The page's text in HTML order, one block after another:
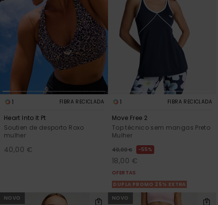
1 FIBRA RECICLADA
Heart Into It Pt
Soutien de desporto Roxo
mulher
40,00 €
1 FIBRA RECICLADA
Move Free 2
Top técnico sem mangas Preto
Mulher
40,00 € 55%
18,00 €
OFERTAS
DUPLA PROMO 25% EXTRA
NOVO
NOVO